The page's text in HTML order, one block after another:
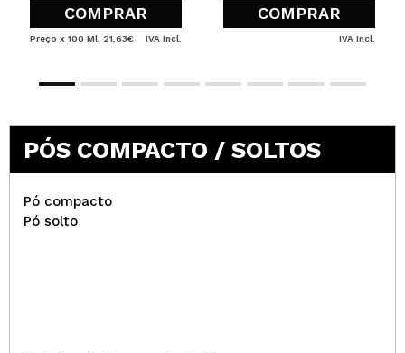
COMPRAR
Preço x 100 Ml: 21,63€ IVA Incl.
COMPRAR
IVA Incl.
PÓS COMPACTO / SOLTOS
Pó compacto
Pó solto